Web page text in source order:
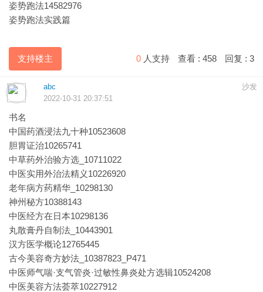
姿势跑法14582976
姿势跑法实践篇
支持楼主 0 人支持 查看 : 458 回复 : 3
沙发
abc
2022-10-31 20:37:51
书名
中国药酒浸法九十种10523608
胆胃证治10265741
中草药外治验方选_10711022
中医实用外治法精义10226920
老年病方药精华_10298130
神州秘方10388143
中医经方在日本10298136
丸散膏丹自制法_10443901
汉方医学概论12765445
古今美容奇方妙法_10387823_P471
中医师气喘·支气管炎·过敏性鼻炎处方选辑10524208
中医美容方法荟萃10227912